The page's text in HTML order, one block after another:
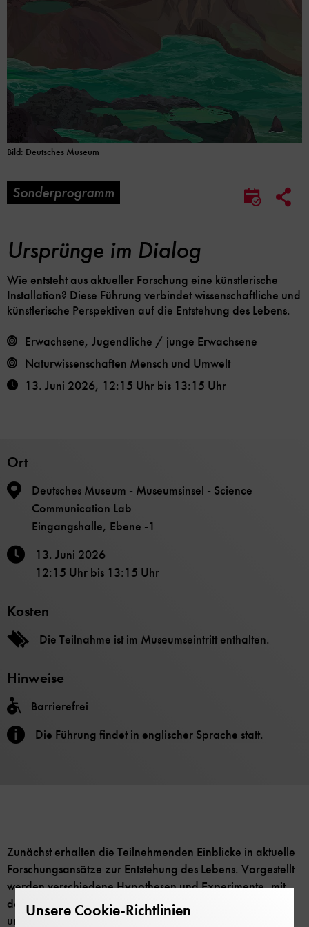
Bild: Deutsches Museum
Sonderprogramm
Ursprünge im Dialog
Wie entsteht aus aktueller Forschung eine künstlerische
Installation? Diese Führung verbindet wissenschaftliche und
künstlerische Perspektiven auf die Entstehung des Lebens.
Erwachsene, Jugendliche / junge Erwachsene
Naturwissenschaften Mensch und Umwelt
13. Juni 2026, 12:15 Uhr bis 13:15 Uhr
Ort
Deutsches Museum - Museumsinsel - Science
Communication Lab
Eingangshalle, Ebene -1
13. Juni 2026
12:15 Uhr bis 13:15 Uhr
Kosten
Die Teilnahme ist im Museumseintritt enthalten.
Hinweise
Barrierefrei
Die Führung findet in englischer Sprache statt.
Zunächst erhalten die Teilnehmenden Einblicke in aktuelle
Forschungsansätze zur Entstehung des Lebens. Vorgestellt
werden verschiedene Hypothesen und Experimente, mit
denen Forschende heute der Frage nachgehen, wie aus
unbelebter Materie die ersten lebenden Systeme
Unsere Cookie-Richtlinien